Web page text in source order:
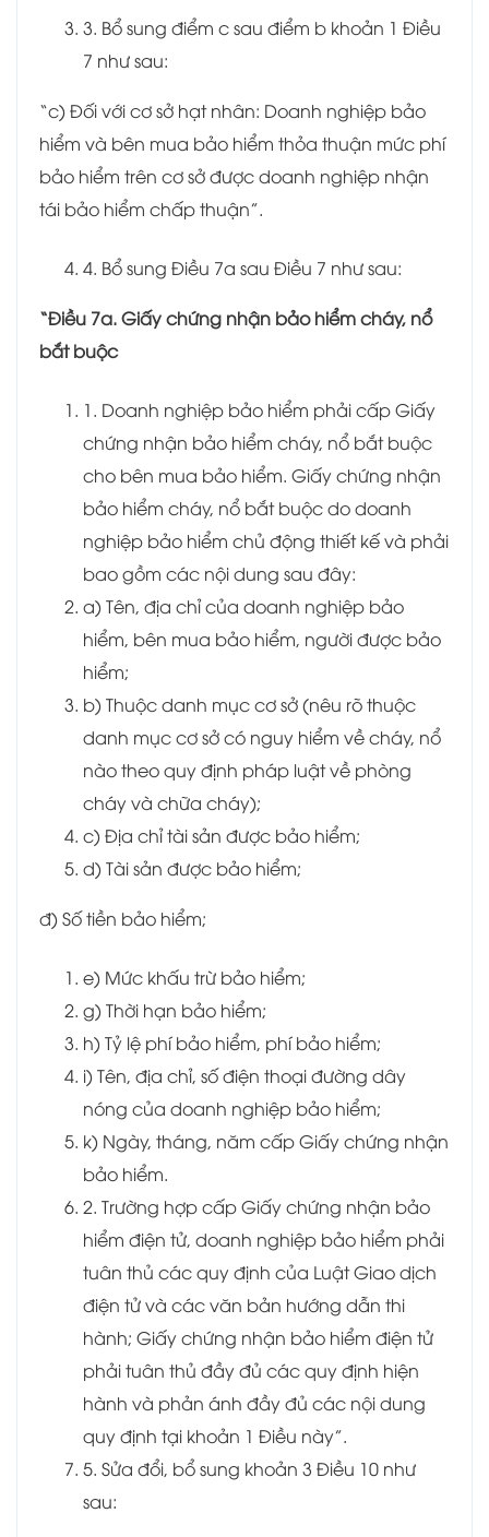
3. Bổ sung điểm c sau điểm b khoản 1 Điều
7 như sau:
“c) Đối với cơ sở hạt nhân: Doanh nghiệp bảo
hiểm và bên mua bảo hiểm thỏa thuận mức phí
bảo hiểm trên cơ sở được doanh nghiệp nhận
tái bảo hiểm chấp thuận”.
4. Bổ sung Điều 7a sau Điều 7 như sau:
“Điều 7a. Giấy chứng nhận bảo hiểm cháy, nổ
bắt buộc
1. Doanh nghiệp bảo hiểm phải cấp Giấy
chứng nhận bảo hiểm cháy, nổ bắt buộc
cho bên mua bảo hiểm. Giấy chứng nhận
bảo hiểm cháy, nổ bắt buộc do doanh
nghiệp bảo hiểm chủ động thiết kế và phải
bao gồm các nội dung sau đây:
a) Tên, địa chỉ của doanh nghiệp bảo
hiểm, bên mua bảo hiểm, người được bảo
hiểm;
b) Thuộc danh mục cơ sở (nêu rõ thuộc
danh mục cơ sở có nguy hiểm về cháy, nổ
nào theo quy định pháp luật về phòng
cháy và chữa cháy);
c) Địa chỉ tài sản được bảo hiểm;
d) Tài sản được bảo hiểm;
đ) Số tiền bảo hiểm;
e) Mức khấu trừ bảo hiểm;
g) Thời hạn bảo hiểm;
h) Tỷ lệ phí bảo hiểm, phí bảo hiểm;
i) Tên, địa chỉ, số điện thoại đường dây
nóng của doanh nghiệp bảo hiểm;
k) Ngày, tháng, năm cấp Giấy chứng nhận
bảo hiểm.
2. Trường hợp cấp Giấy chứng nhận bảo
hiểm điện tử, doanh nghiệp bảo hiểm phải
tuân thủ các quy định của Luật Giao dịch
điện tử và các văn bản hướng dẫn thi
hành; Giấy chứng nhận bảo hiểm điện tử
phải tuân thủ đầy đủ các quy định hiện
hành và phản ánh đầy đủ các nội dung
quy định tại khoản 1 Điều này”.
5. Sửa đổi, bổ sung khoản 3 Điều 10 như
sau: